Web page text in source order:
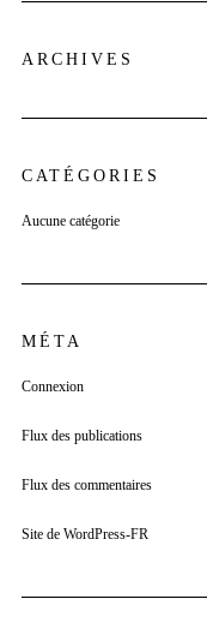
ARCHIVES
CATÉGORIES
Aucune catégorie
MÉTA
Connexion
Flux des publications
Flux des commentaires
Site de WordPress-FR